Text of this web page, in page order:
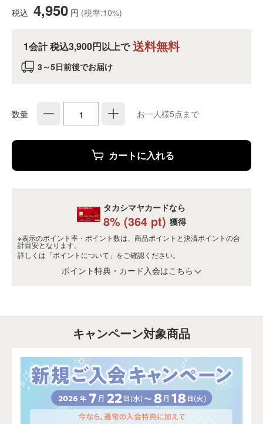
税込 4,950 円 (税率:10%)
1会計 税込3,900円以上で 送料無料
3～5日前後でお届け
数量 お一人様5点まで
カートに入れる
タカシマヤカードなら
8% (364pt) 獲得
※表示のポイント率・ポイント数は、商品ポイントと決済ポイントの合
計目安となります。
詳しくは 「ポイントについて」 をご確認ください。
ポイント特典・カード入会はこちら
キャンペーン対象商品